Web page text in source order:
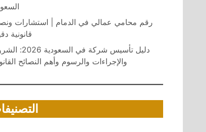
رقم محامي عمالي في الدمام | استشارات
قانونية
دليل تأسيس شركة في
والإجراءات والرسوم وأهم النصائح